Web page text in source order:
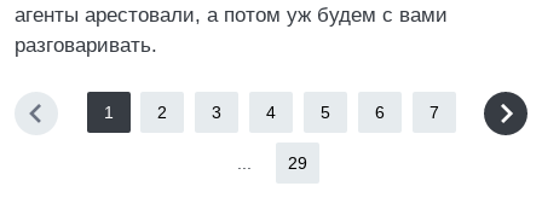
агенты арестовали, а потом уж будем с вами
разговаривать.
1 2 3 4 5 6 7
29